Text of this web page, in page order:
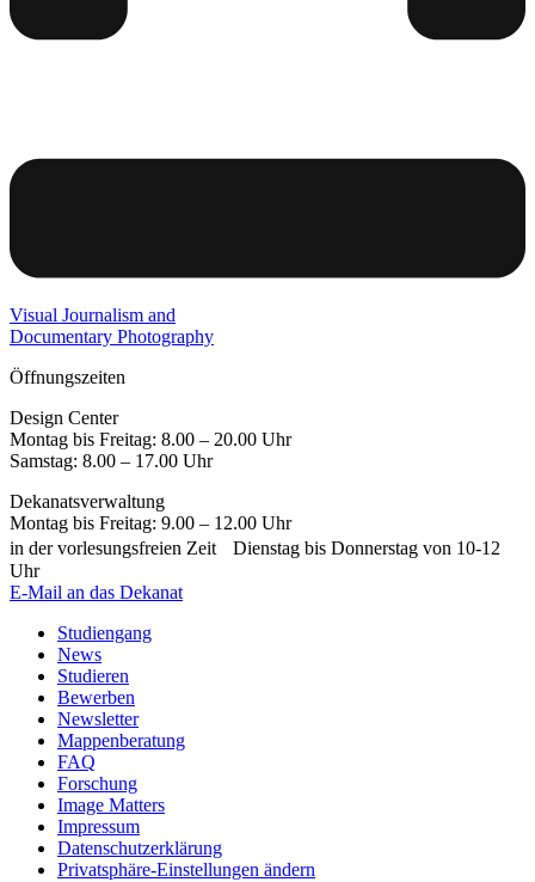
Visual Journalism and
Documentary Photography
Öffnungszeiten
Design Center
Montag bis Freitag: 8.00 – 20.00 Uhr
Samstag: 8.00 – 17.00 Uhr
Dekanatsverwaltung
Montag bis Freitag: 9.00 – 12.00 Uhr
in der vorlesungsfreien Zeit Dienstag bis Donnerstag von 10-12
Uhr
E-Mail an das Dekanat
Studiengang
News
Studieren
Bewerben
Newsletter
Mappenberatung
FAQ
Forschung
Image Matters
Impressum
Datenschutzerklärung
Privatsphäre-Einstellungen ändern